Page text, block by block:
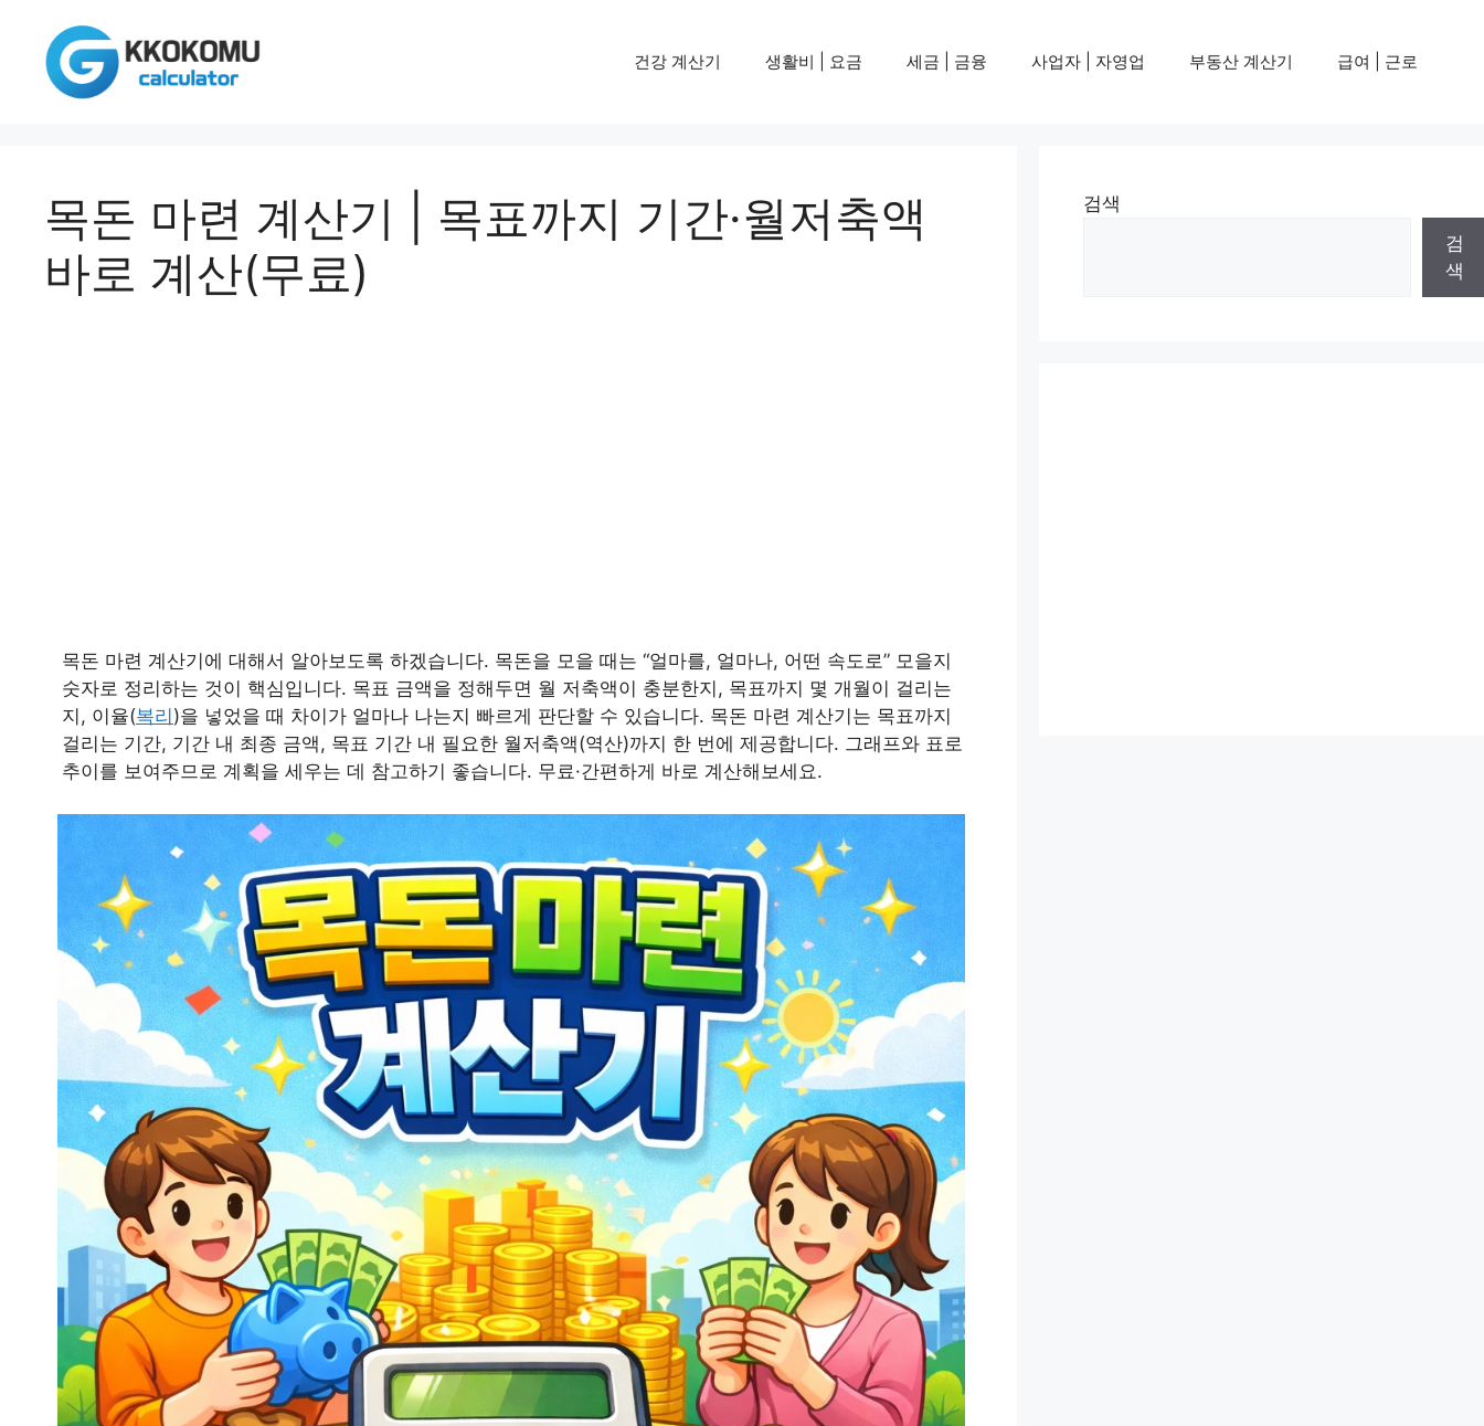
건강 계산기 생활비 | 요금 세금 | 금융 사업자 | 자영업 부동산 계산기 급여 | 근로
목돈 마련 계산기 | 목표까지 기간·월저축액
바로 계산(무료)
목돈 마련 계산기에 대해서 알아보도록 하겠습니다. 목돈을 모을 때는 “얼마를, 얼마나, 어떤 속도로” 모을지
숫자로 정리하는 것이 핵심입니다. 목표 금액을 정해두면 월 저축액이 충분한지, 목표까지 몇 개월이 걸리는
지, 이율(복리 )을 넣었을 때 차이가 얼마나 나는지 빠르게 판단할 수 있습니다. 목돈 마련 계산기는 목표까지
걸리는 기간, 기간 내 최종 금액, 목표 기간 내 필요한 월저축액(역산)까지 한 번에 제공합니다. 그래프와 표로
추이를 보여주므로 계획을 세우는 데 참고하기 좋습니다. 무료·간편하게 바로 계산해보세요.
검색
검
색